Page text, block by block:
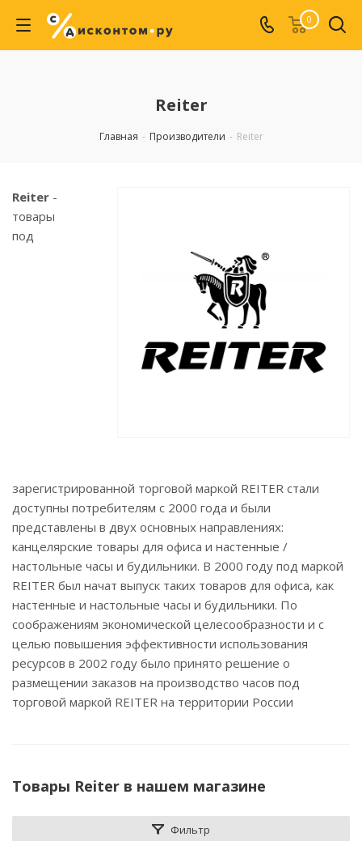
0
Reiter
Главная - Производители - Reiter
Reiter -
товары
под
зарегистрированной торговой маркой REITER стали
доступны потребителям с 2000 года и были
представлены в двух основных направлениях:
канцелярские товары для офиса и настенные /
настольные часы и будильники. В 2000 году под маркой
REITER был начат выпуск таких товаров для офиса, как
настенные и настольные часы и будильники. По
соображениям экономической целесообразности и с
целью повышения эффективности использования
ресурсов в 2002 году было принято решение о
размещении заказов на производство часов под
торговой маркой REITER на территории России
Товары Reiter в нашем магазине
Фильтр